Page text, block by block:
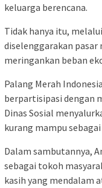
keluarga berencana.
Tidak hanya itu,
diselenggarakan
meringankan beban
Palang Merah
berpartisipasi dengan
Dinas Sosial
kurang mampu
Dalam sambutannya,
sebagai tokoh
kasih yang mendalam